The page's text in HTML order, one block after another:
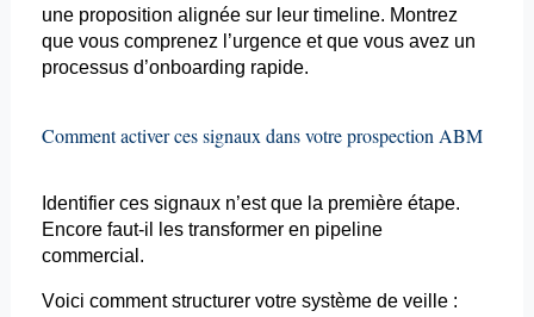
une proposition alignée sur leur timeline. Montrez
que vous comprenez l’urgence et que vous avez un
processus d’onboarding rapide.
Comment activer ces signaux dans votre prospection ABM
Identifier ces signaux n’est que la première étape.
Encore faut-il les transformer en pipeline
commercial.
Voici comment structurer votre système de veille :